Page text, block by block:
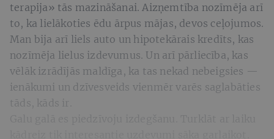
terapija» tās mazināšanai. Aizņemtība nozīmēja arī
to, ka lielākoties ēdu ārpus mājas, devos ceļojumos.
Man bija arī liels auto un hipotekārais kredīts, kas
nozīmēja lielus izdevumus. Un arī pārliecība, kas
vēlāk izrādījās maldīga, ka tas nekad nebeigsies —
ienākumi un dzīvesveids vienmēr varēs saglabāties
tāds, kāds ir.